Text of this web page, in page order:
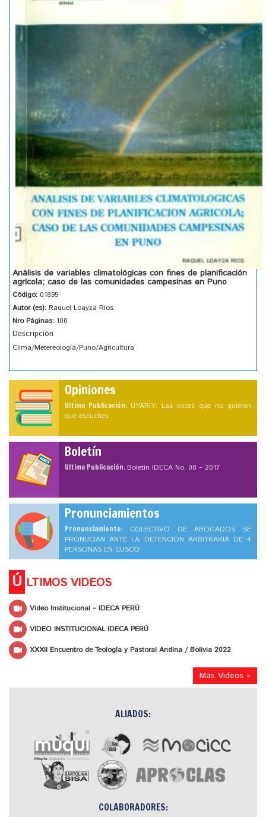
Análisis de variables climatológicas con fines de planificación
agrícola; caso de las comunidades campesinas en Puno
Código: 01895
Autor (es): Raquel Loayza Rios
Nro Páginas: 100
Descripción
Clima/Metereología/Puno/Agricultura
Opiniones
Ultima Publicación: UYARIY: Las voces que no quieren
que escuches
Boletín
Ultima Publicación:Boletín IDECA No. 08 – 2017
Pronunciamientos
Pronunciamiento: COLECTIVO DE ABOGADOS SE
PRONUCIAN ANTE LA DETENCION ARBITRARIA DE 4
PERSONAS EN CUSCO
Ú LTIMOS VIDEOS
Video Institucional – IDECA PERÚ
VIDEO INSTITUCIONAL IDECA PERÚ
XXXII Encuentro de Teología y Pastoral Andina / Bolivia 2022
Más Videos »
ALIADOS:
COLABORADORES: